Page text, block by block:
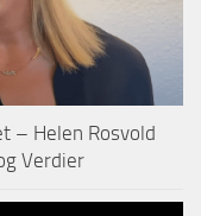
– Helen Rosvold
Verdier